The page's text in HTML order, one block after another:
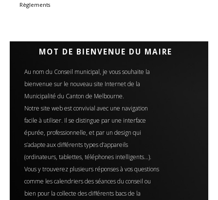
Règlements
MOT DE BIENVENUE DU MAIRE
Au nom du Conseil municipal, je vous souhaite la
bienvenue sur le nouveau site Internet de la
Municipalité du Canton de Melbourne.
Notre site web est convivial avec une navigation
facile à utiliser. Il se distingue par une interface
épurée, professionnelle, et par un design qui
s’adapte aux différents types d’appareils
(ordinateurs, tablettes, téléphones intelligents…).
Vous y trouverez plusieurs réponses à vos questions
comme les calendriers des séances du conseil ou
bien pour la collecte des différents bacs de la